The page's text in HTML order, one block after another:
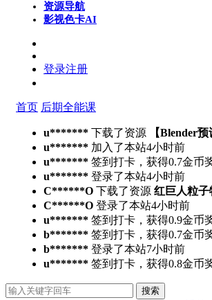
资源导航
影视色卡AI
登录注册
首页 后期全能课
u******* 下载了资源 【Blender
u******* 加入了本站4小时前
u******* 签到打卡，获得0.7金币
u******* 登录了本站4小时前
C******O 下载了资源 红巨人粒子
C******O 登录了本站4小时前
u******* 签到打卡，获得0.9金币
b******* 签到打卡，获得0.7金币
b******* 登录了本站7小时前
u******* 签到打卡，获得0.8金币
搜索